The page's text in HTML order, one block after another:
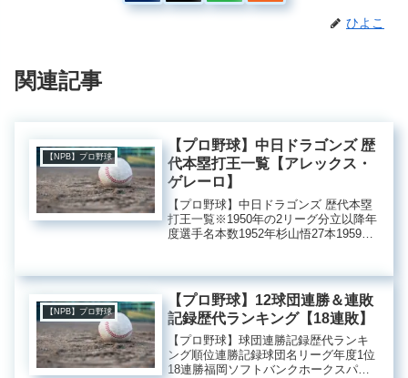
ひよこ
関連記事
【NPB】プロ野球
【プロ野球】中日ドラゴンズ 歴
代本塁打王一覧【アレックス・
ゲレーロ】
【プロ野球】中日ドラゴンズ 歴代本塁
打王一覧※1950年の2リーグ分立以降年
度選手名本数1952年杉山悟27本1959年
合博満37本1994年大豊泰...
【NPB】プロ野球
【プロ野球】12球団連勝＆連敗
記録歴代ランキング【18連敗】
【プロ野球】球団連勝記録歴代ランキ
ング順位連勝記録球団名リーグ年度1位
18連勝福岡ソフトバンクホークスパ・